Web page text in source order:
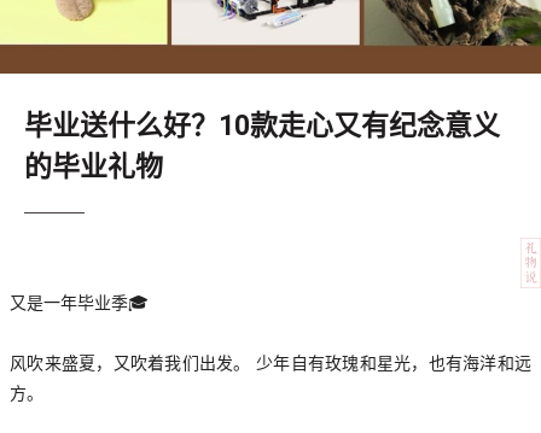
毕业送什么好？10款走心又有纪念意义
的毕业礼物
又是一年毕业季🎓
风吹来盛夏，又吹着我们出发。 少年自有玫瑰和星光，也有海洋和远
方。